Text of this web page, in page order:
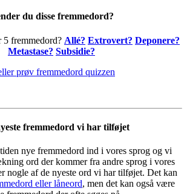
du disse fremmedord?
5 fremmedord? Allé? Extrovert? Deponere?
Metastase? Subsidie?
prøv fremmedord quizzen
fremmedord vi har tilføjet
nye fremmedord ind i vores sprog og vi
ord der kommer fra andre sprog i vores
nogle af de nyeste ord vi har tilføjet. Det kan
eller låneord, men det kan også være